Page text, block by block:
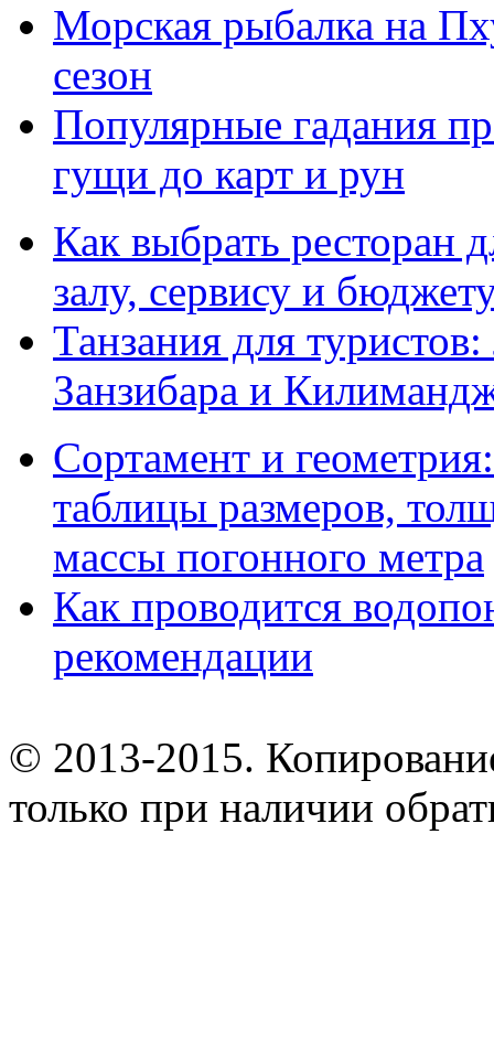
Морская рыбалка на
сезон
Популярные гадания
гущи до карт и рун
Как выбрать ресторан
залу, сервису и
Танзания для
Занзибара и
Сортамент и
таблицы размеров,
массы погонного метра
Как проводится
рекомендации
© 2013-2015.
только при наличии